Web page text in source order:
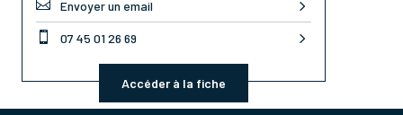
 Envoyer un email
 07 45 01 26 69
Accéder à la fiche